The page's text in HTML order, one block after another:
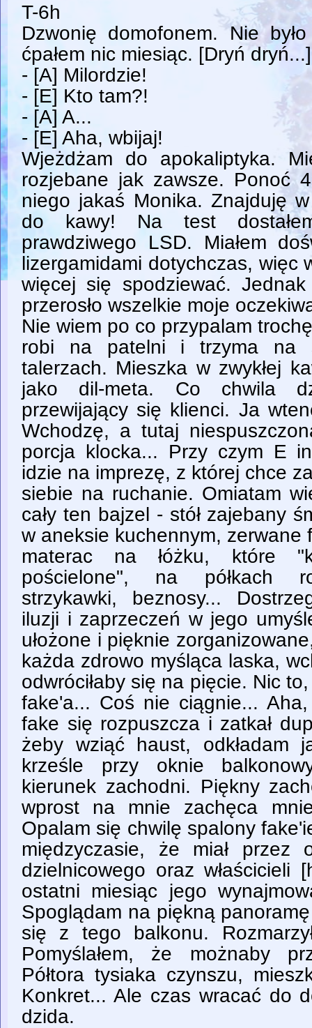
T-6h
Dzwonię domofonem. Nie
ćpałem nic miesiąc. [Dryń dryń...]
- [A] Milordzie!
- [E] Kto tam?!
- [A] A...
- [E] Aha, wbijaj!
Wjeżdżam do apokaliptyka.
rozjebane jak zawsze. Ponoć
niego jakaś Monika. Znajduję
do kawy! Na test
prawdziwego LSD. Miałem
lizergamidami dotychczas, więc
więcej się spodziewać.
przerosło wszelkie moje
Nie wiem po co przypalam
robi na patelni i trzyma na
talerzach. Mieszka w zwykłej
jako dil-meta. Co chwila
przewijający się klienci. Ja
Wchodzę, a tutaj
porcja klocka... Przy czym E
idzie na imprezę, z której chce
siebie na ruchanie. Omiatam
cały ten bajzel - stół zajebany
w aneksie kuchennym, zerwane
materac na łóżku, które
pościelone", na półkach
strzykawki, beznosy...
iluzji i zaprzeczeń w jego
ułożone i pięknie
każda zdrowo myśląca laska,
odwróciłaby się na pięcie. Nic
fake'a... Coś nie ciągnie...
fake się rozpuszcza i zatkał
żeby wziąć haust, odkładam
krześle przy oknie
kierunek zachodni. Piękny
wprost na mnie zachęca
Opalam się chwilę spalony
międzyczasie, że miał przez
dzielnicowego oraz właścicieli
ostatni miesiąc jego
Spoglądam na piękną
się z tego balkonu.
Pomyślałem, że możnaby
Półtora tysiaka czynszu,
Konkret... Ale czas wracać do
dzida.